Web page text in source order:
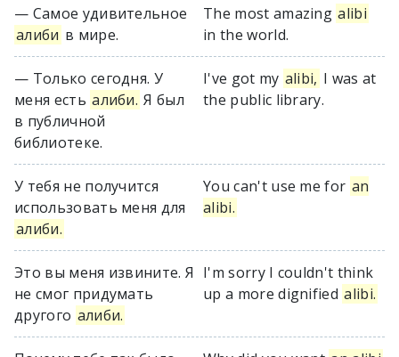
— Самое удивительное
алиби в мире.
The most amazing alibi
in the world.
— Только сегодня. У
меня есть алиби. Я был
в публичной
библиотеке.
I've got my alibi, I was at
the public library.
У тебя не получится
использовать меня для
алиби.
You can't use me for an
alibi.
Это вы меня извините. Я
не смог придумать
другого алиби.
I'm sorry I couldn't think
up a more dignified alibi.